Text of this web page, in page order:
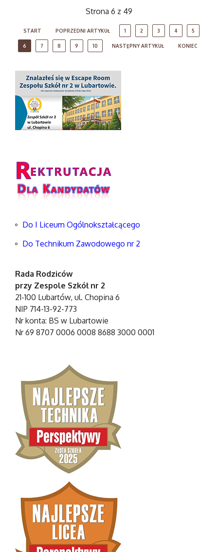
Strona 6 z 49
START POPRZEDNI ARTYKUŁ 1 2 3 4 5
6 7 8 9 10 NASTĘPNY ARTYKUŁ KONIEC
Do I Liceum Ogólnokształcącego
Do Technikum Zawodowego nr 2
Rada Rodziców
przy Zespole Szkół nr 2
21-100 Lubartów, ul. Chopina 6
NIP 714-13-92-773
Nr konta: BS w Lubartowie
Nr 69 8707 0006 0008 8688 3000 0001